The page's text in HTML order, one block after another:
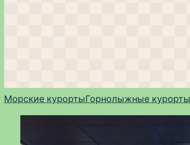
Морские курортыГорнолыжные курорты